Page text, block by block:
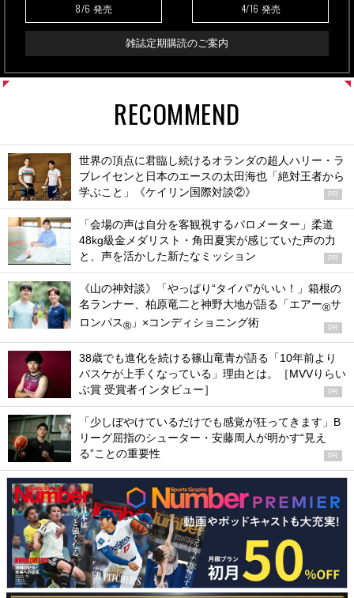
8/6 発売 4/16 発売
雑誌定期購読のご案内
RECOMMEND
世界の頂点に君臨し続けるオランダの超人ハリー・ラ
ブレイセンと日本のエースの太田海也「絶対王者から
学ぶこと」《ケイリン国際対談②》
PR
「会場の声は自分を客観視するバロメーター」柔道
48kg級金メダリスト・角田夏実が感じていた声の力
と、声を活かした新たなミッション
PR
《山の神対談》「やっぱり“タイパ”がいい！」箱根の
名ランナー、柏原竜二と神野大地が語る「エアー®サ
ロンパス® 」×コンディショニング術 PR
38歳でも進化を続ける篠山竜青が語る「10年前より
バスケが上手くなっている」理由とは。［MVVりらい
ぶ賞 受賞者インタビュー］
PR
「少しぼやけているだけでも感覚が狂ってきます」B
リーグ屈指のシューター・安藤周人が明かす“見え
る”ことの重要性
PR